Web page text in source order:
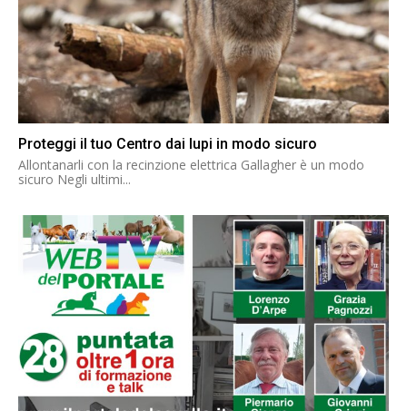
Proteggi il tuo Centro dai lupi in modo sicuro
Allontanarli con la recinzione elettrica Gallagher è un modo
sicuro Negli ultimi...